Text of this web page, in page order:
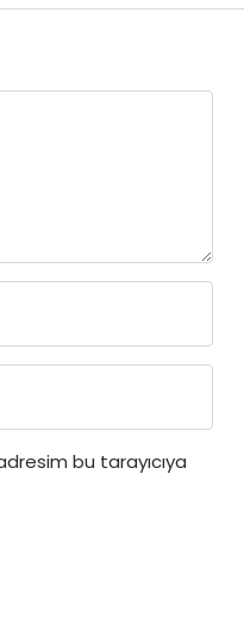
bu tarayıcıya